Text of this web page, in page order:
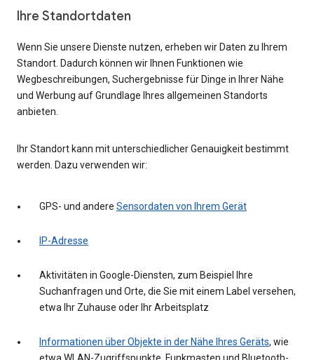
Ihre Standortdaten
Wenn Sie unsere Dienste nutzen, erheben wir Daten zu Ihrem
Standort. Dadurch können wir Ihnen Funktionen wie
Wegbeschreibungen, Suchergebnisse für Dinge in Ihrer Nähe
und Werbung auf Grundlage Ihres allgemeinen Standorts
anbieten.
Ihr Standort kann mit unterschiedlicher Genauigkeit bestimmt
werden. Dazu verwenden wir:
GPS- und andere Sensordaten von Ihrem Gerät
IP-Adresse
Aktivitäten in Google-Diensten, zum Beispiel Ihre
Suchanfragen und Orte, die Sie mit einem Label versehen,
etwa Ihr Zuhause oder Ihr Arbeitsplatz
Informationen über Objekte in der Nähe Ihres Geräts, wie